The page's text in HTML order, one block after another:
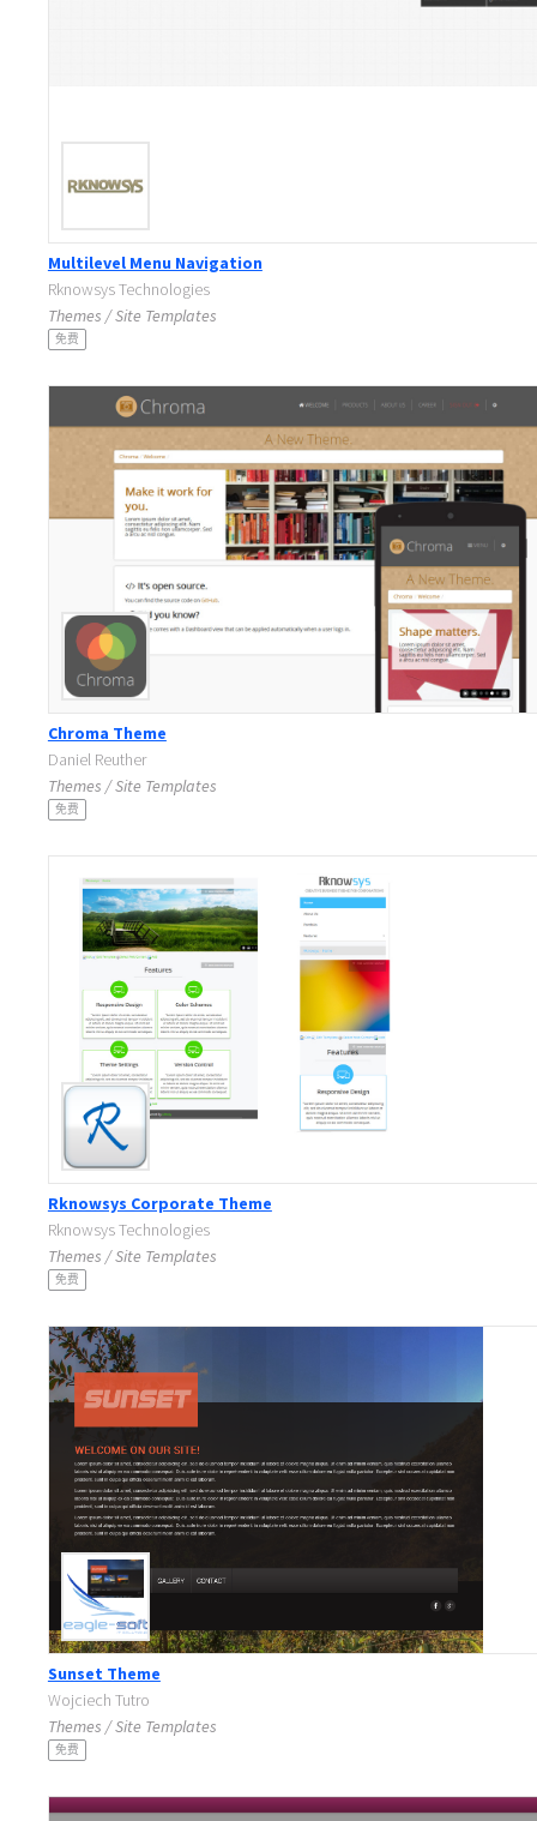
Multilevel Menu Navigation
Rknowsys Technologies
Themes / Site Templates
免费
Chroma Theme
Daniel Reuther
Themes / Site Templates
免费
Rknowsys Corporate Theme
Rknowsys Technologies
Themes / Site Templates
免费
Sunset Theme
Wojciech Tutro
Themes / Site Templates
免费